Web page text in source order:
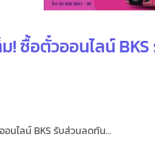
! ซื้อตั๋วออนไลน์
นไลน์ BKS รับส่วนลดทัน...